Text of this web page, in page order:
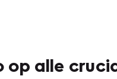
alle